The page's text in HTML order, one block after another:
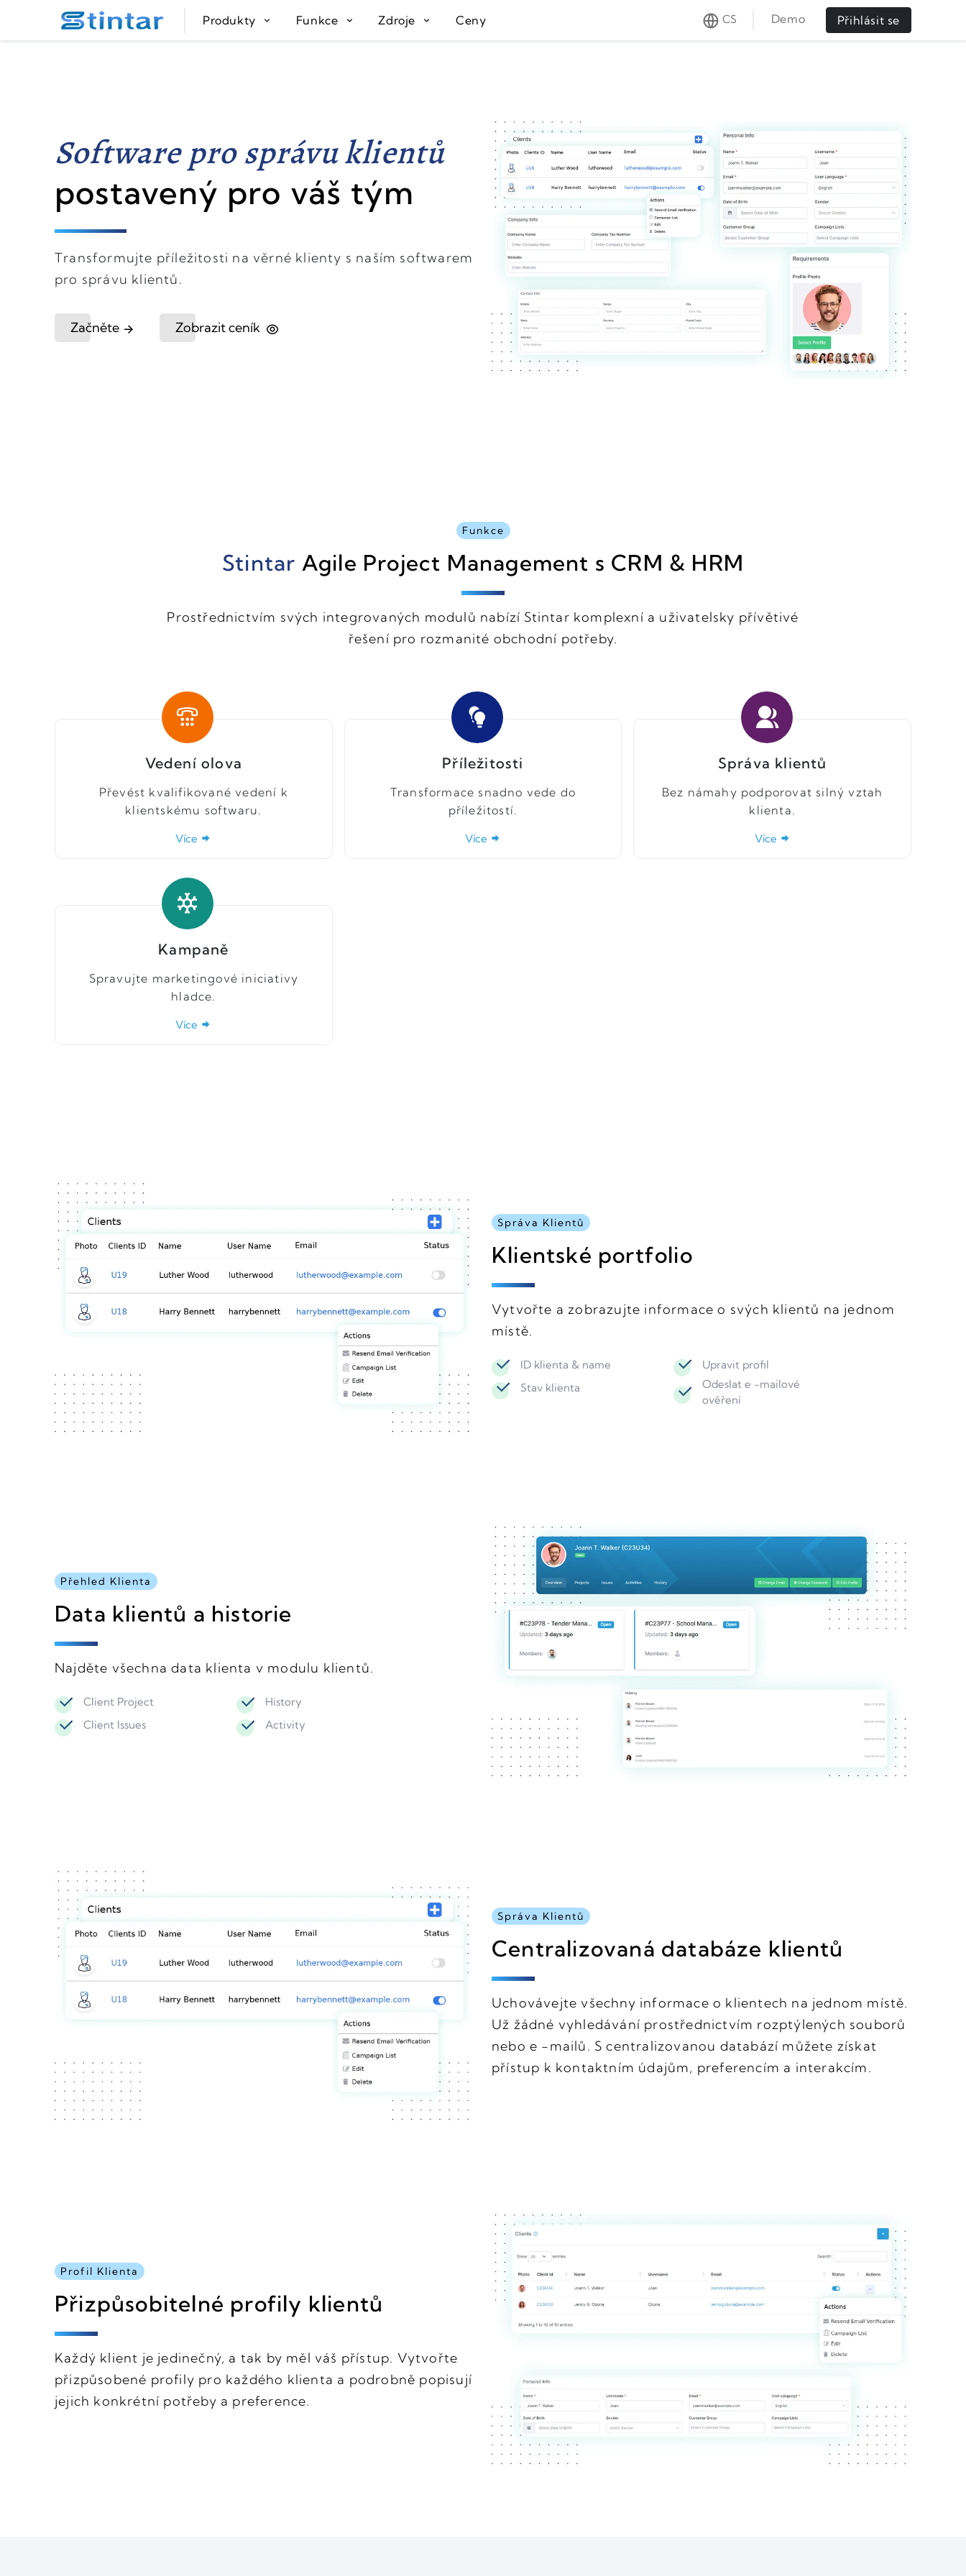
Produkty Funkce Zdroje Ceny CS Demo Přihlásit se
Software pro správu klientů
postavený pro váš tým
Transformujte příležitosti na věrné klienty s naším softwarem
pro správu klientů.
Začněte Zobrazit ceník
Funkce
Stintar Agile Project Management s CRM & HRM
Prostřednictvím svých integrovaných modulů nabízí Stintar komplexní a uživatelsky přívětivé
řešení pro rozmanité obchodní potřeby.
Vedení olova
Převést kvalifikované vedení k
klientskému softwaru.
Více
Příležitosti
Transformace snadno vede do
příležitostí.
Více
Správa klientů
Bez námahy podporovat silný vztah
klienta.
Více
Kampaně
Spravujte marketingové iniciativy
hladce.
Více
Správa Klientů
Klientské portfolio
Vytvořte a zobrazujte informace o svých klientů na jednom
místě.
ID klienta & name
Upravit profil
Stav klienta
Odeslat e -mailové
ověření
Přehled Klienta
Data klientů a historie
Najděte všechna data klienta v modulu klientů.
Client Project
History
Client Issues
Activity
Správa Klientů
Centralizovaná databáze klientů
Uchovávejte všechny informace o klientech na jednom místě.
Už žádné vyhledávání prostřednictvím rozptýlených souborů
nebo e -mailů. S centralizovanou databází můžete získat
přístup k kontaktním údajům, preferencím a interakcím.
Profil Klienta
Přizpůsobitelné profily klientů
Každý klient je jedinečný, a tak by měl váš přístup. Vytvořte
přizpůsobené profily pro každého klienta a podrobně popisují
jejich konkrétní potřeby a preference.